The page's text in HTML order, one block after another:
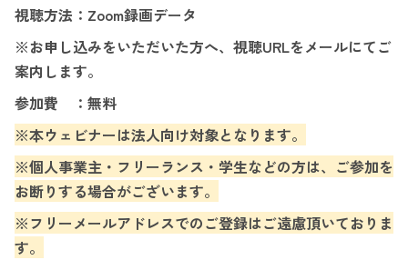
視聴方法： Zoom録画データ
※お申し込みをいただいた方へ、視聴URLをメールにてご
案内します。
参加費 ：無料
※本ウェビナーは法人向け対象となります。​
※個人事業主・フリーランス・学生などの方は、ご参加を
お断りする場合がございます。​
※フリーメールアドレスでのご登録はご遠慮頂いておりま
す。